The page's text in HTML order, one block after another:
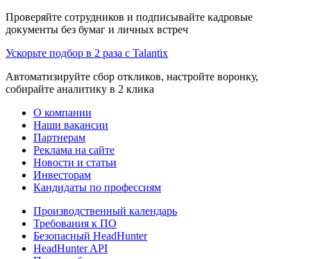
Проверяйте сотрудников и подписывайте кадровые
документы без бумаг и личных встреч
Ускорьте подбор в 2 раза с Talantix
Автоматизируйте сбор откликов, настройте воронку,
собирайте аналитику в 2 клика
О компании
Наши вакансии
Партнерам
Реклама на сайте
Новости и статьи
Инвесторам
Кандидаты по профессиям
Производственный календарь
Требования к ПО
Безопасный HeadHunter
HeadHunter API